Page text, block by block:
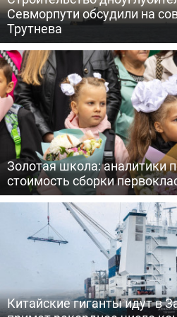
Севморпути обсудили на
Трутнева
Золотая школа: аналитики
стоимость сборки
Китайские гиганты идут в